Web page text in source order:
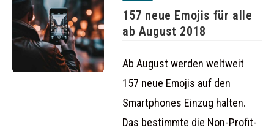
157 neue Emojis für alle
ab August 2018
Ab August werden weltweit
157 neue Emojis auf den
Smartphones Einzug halten.
Das bestimmte die Non-Profit-